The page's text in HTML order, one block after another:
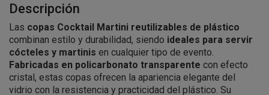
Descripción
Las copas Cocktail Martini reutilizables de plástico
combinan estilo y durabilidad, siendo ideales para servir
cócteles y martinis en cualquier tipo de evento.
Fabricadas en policarbonato transparente con efecto
cristal, estas copas ofrecen la apariencia elegante del
vidrio con la resistencia y practicidad del plástico. Su